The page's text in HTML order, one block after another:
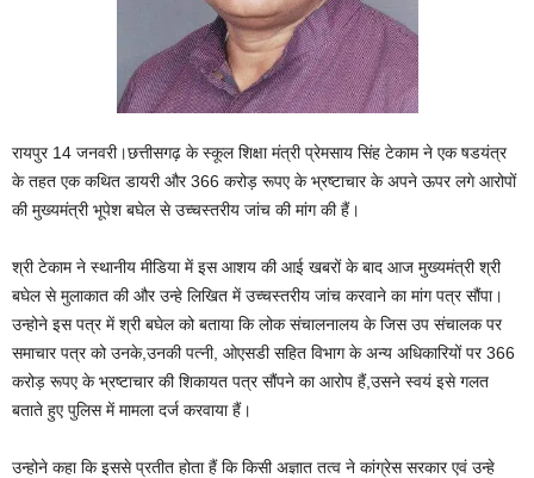
रायपुर 14 जनवरी।छत्तीसगढ़ के स्कूल शिक्षा मंत्री प्रेमसाय सिंह टेकाम ने एक षडयंत्र
के तहत एक कथित डायरी और 366 करोड़ रूपए के भ्रष्टाचार के अपने ऊपर लगे आरोपों
की मुख्यमंत्री भूपेश बघेल से उच्चस्तरीय जांच की मांग की हैं।
श्री टेकाम ने स्थानीय मीडिया में इस आशय की आई खबरों के बाद आज मुख्यमंत्री श्री
बघेल से मुलाकात की और उन्हे लिखित में उच्चस्तरीय जांच करवाने का मांग पत्र सौंपा।
उन्होने इस पत्र में श्री बघेल को बताया कि लोक संचालनालय के जिस उप संचालक पर
समाचार पत्र को उनके,उनकी पत्नी, ओएसडी सहित विभाग के अन्य अधिकारियों पर 366
करोड़ रूपए के भ्रष्टाचार की शिकायत पत्र सौंपने का आरोप हैं,उसने स्वयं इसे गलत
बताते हुए पुलिस में मामला दर्ज करवाया हैं।
उन्होने कहा कि इससे प्रतीत होता हैं कि किसी अज्ञात तत्व ने कांग्रेस सरकार एवं उन्हे